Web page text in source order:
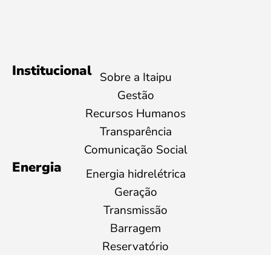
Institucional Sobre a Itaipu
Gestão
Recursos Humanos
Transparência
Comunicação Social
Energia
Energia hidrelétrica
Geração
Transmissão
Barragem
Reservatório